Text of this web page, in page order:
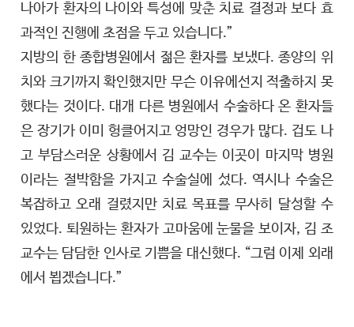
나아가 환자의 나이와 특성에 맞춘 치료 결정과 보다 효
과적인 진행에 초점을 두고 있습니다.”
지방의 한 종합병원에서 젊은 환자를 보냈다. 종양의 위
치와 크기까지 확인했지만 무슨 이유에선지 적출하지 못
했다는 것이다. 대개 다른 병원에서 수술하다 온 환자들
은 장기가 이미 헝클어지고 엉망인 경우가 많다. 겁도 나
고 부담스러운 상황에서 김 교수는 이곳이 마지막 병원
이라는 절박함을 가지고 수술실에 섰다. 역시나 수술은
복잡하고 오래 걸렸지만 치료 목표를 무사히 달성할 수
있었다. 퇴원하는 환자가 고마움에 눈물을 보이자, 김 조
교수는 담담한 인사로 기쁨을 대신했다. “그럼 이제 외래
에서 뵙겠습니다.”